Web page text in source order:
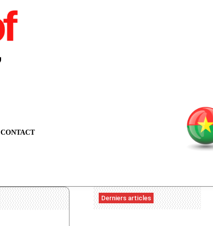
CONTACT
Derniers articles